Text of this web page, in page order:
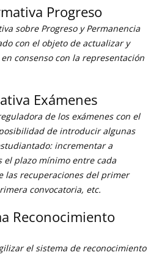
Progreso
sobre Progreso y Permanencia
con el objeto de actualizar y
consenso con la representación
Exámenes
de los exámenes con el
de introducir algunas
incrementar a
el plazo mínimo entre cada
las recuperaciones del primer
convocatoria, etc.
Reconocimiento
el sistema de reconocimiento